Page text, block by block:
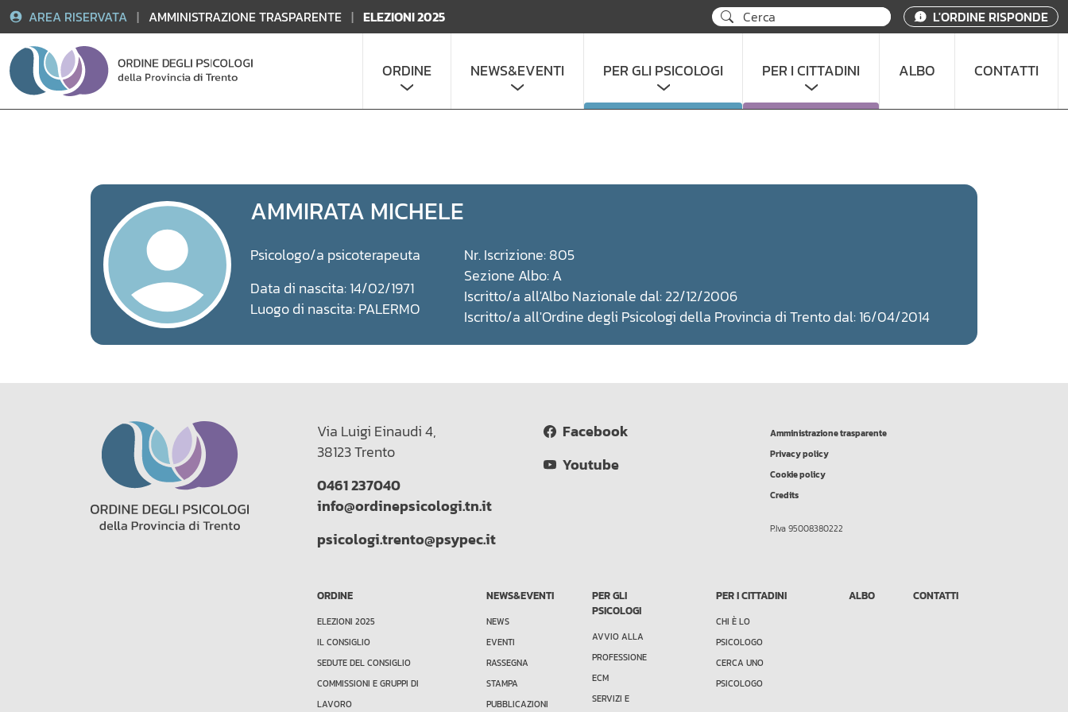
contenuto
AREA RISERVATA | AMMINISTRAZIONE TRASPARENTE | ELEZIONI 2025 L'ORDINE RISPONDE
ORDINE NEWS&EVENTI PER GLI PSICOLOGI PER I CITTADINI ALBO CONTATTI
AMMIRATA MICHELE
Psicologo/a psicoterapeuta
Data di nascita: 14/02/1971
Luogo di nascita: PALERMO
Nr. Iscrizione: 805
Sezione Albo: A
Iscritto/a all'Albo Nazionale dal: 22/12/2006
Iscritto/a all'Ordine degli Psicologi della Provincia di Trento dal: 16/04/2014
Via Luigi Einaudi 4,
38123 Trento
0461 237040
info@ordinepsicologi.tn.it
psicologi.trento@psypec.it
Facebook
Youtube
Amministrazione trasparente
Privacy policy
Cookie policy
Credits
P.Iva 95008380222
ORDINE
ELEZIONI 2025
IL CONSIGLIO
SEDUTE DEL CONSIGLIO
COMMISSIONI E GRUPPI DI
LAVORO
NEWS&EVENTI
NEWS
EVENTI
RASSEGNA
STAMPA
PUBBLICAZIONI
PER GLI
PSICOLOGI
AVVIO ALLA
PROFESSIONE
ECM
SERVIZI E
PER I CITTADINI
CHI È LO
PSICOLOGO
CERCA UNO
PSICOLOGO
ALBO CONTATTI